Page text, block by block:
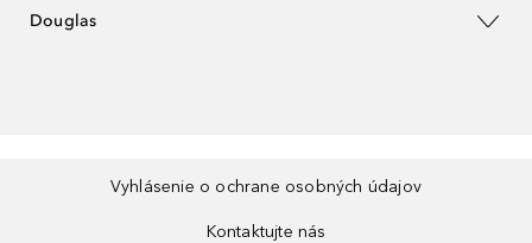
Douglas
Vyhlásenie o ochrane osobných údajov
Kontaktujte nás